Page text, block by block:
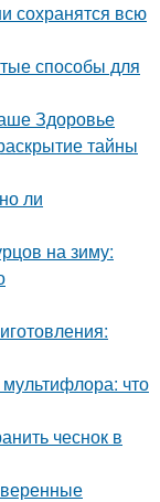
сохранятся всю
способы для
Здоровье
тайны
ли
на зиму:
что
чеснок в